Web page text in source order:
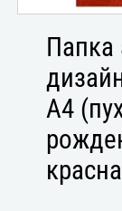
Папка
А4